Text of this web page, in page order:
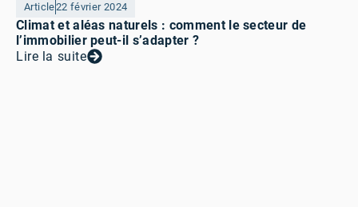
Article22 février 2024
Climat et aléas naturels : comment le secteur de
l’immobilier peut-il s’adapter ?
Lire la suite